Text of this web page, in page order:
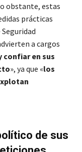
obstante, estas
prácticas
a cargos
confiar en sus
», ya que «los
de sus